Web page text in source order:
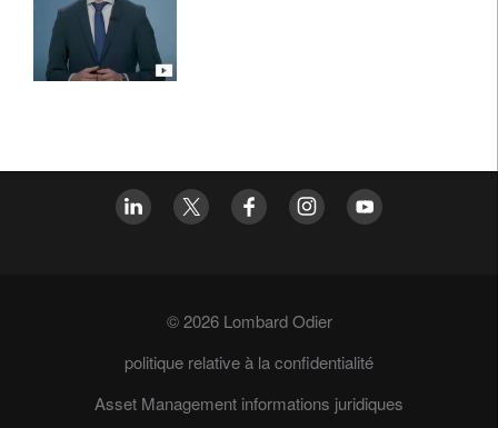
© 2026 Lombard Odier
politique relative à la confidentialité
Asset Management informations juridiques